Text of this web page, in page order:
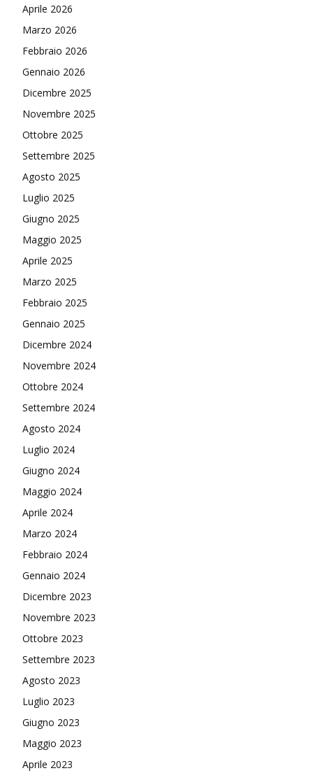
Aprile 2026
Marzo 2026
Febbraio 2026
Gennaio 2026
Dicembre 2025
Novembre 2025
Ottobre 2025
Settembre 2025
Agosto 2025
Luglio 2025
Giugno 2025
Maggio 2025
Aprile 2025
Marzo 2025
Febbraio 2025
Gennaio 2025
Dicembre 2024
Novembre 2024
Ottobre 2024
Settembre 2024
Agosto 2024
Luglio 2024
Giugno 2024
Maggio 2024
Aprile 2024
Marzo 2024
Febbraio 2024
Gennaio 2024
Dicembre 2023
Novembre 2023
Ottobre 2023
Settembre 2023
Agosto 2023
Luglio 2023
Giugno 2023
Maggio 2023
Aprile 2023